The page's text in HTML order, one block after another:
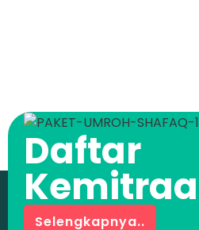
Daftar
Selengkapnya..